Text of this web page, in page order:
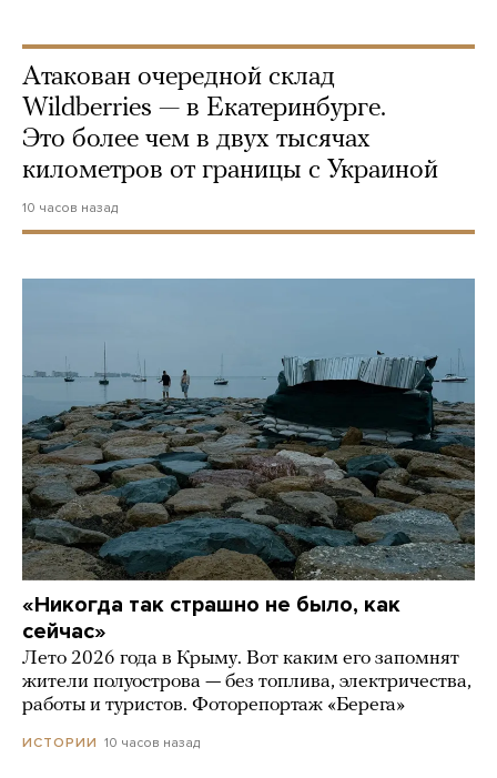
Атакован очередной склад
Wildberries — в Екатеринбурге.
Это более чем в двух тысячах
километров от границы с Украиной
10 часов назад
«Никогда так страшно не было, как
сейчас»
Лето 2026 года в Крыму. Вот каким его запомнят
жители полуострова — без топлива, электричества,
работы и туристов. Фоторепортаж «Берега»
ИСТОРИИ 10 часов назад